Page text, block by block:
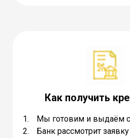
Мы готовим и выдаём
Банк рассмотрит
Как получить